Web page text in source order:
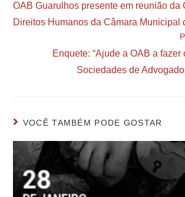
OAB Guarulhos presente em reunião da
Direitos Humanos da Câmara Municipal
Enquete: “Ajude a OAB a fazer
Sociedades de
VOCÊ TAMBÉM PODE GOSTAR